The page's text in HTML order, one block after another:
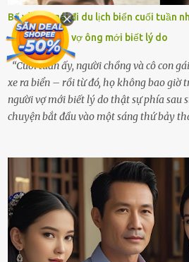
sắp xếp lại bàn thờ vợ. Mọi thứ vẫn như
đó kỳ lạ mà tôi không thể giải thích
cúi xuống lau chùi bát hương, một luồng
tôi giật mình. Và rồi, một chuyện kinh...
Bố và con gái đi du lịch biển cuối tuần
– Sau 10 năm, vợ ông mới biết lý do
“Cuối tuần ấy, người chồng và cô con
xe ra biển – rồi từ đó, họ không bao giờ
người vợ mới biết lý do thật sự phía sau
chuyện bắt đầu vào một sáng thứ bảy
không kém. Ông Minh, vốn là một người
hôm ấy lại đặc biệt vui vẻ. Ông chuẩn bị
cùng cô con gái 8 tuổi tên Thảo. “Em ở
con đi biển hai ngày, để nó được ngắm
sẽ kể cho em nghe cả tuần không hết
hiền, vuốt tóc vợ. Bà Hạnh nhìn chồng